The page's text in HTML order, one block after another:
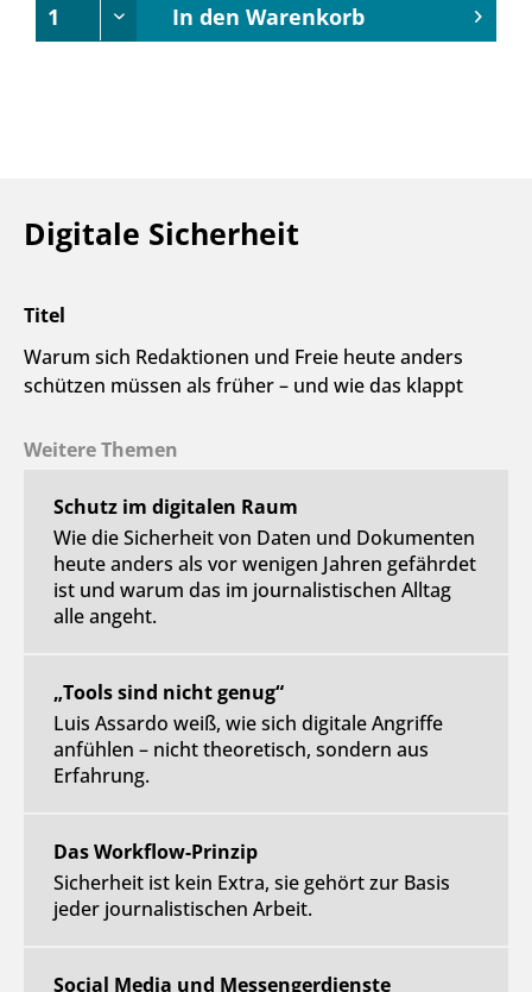
In den Warenkorb
Digitale Sicherheit
Titel
Warum sich Redaktionen und Freie heute anders
schützen müssen als früher – und wie das klappt
Weitere Themen
Schutz im digitalen Raum
Wie die Sicherheit von Daten und Dokumenten
heute anders als vor wenigen Jahren gefährdet
ist und warum das im journalistischen Alltag
alle angeht.
„Tools sind nicht genug“
Luis Assardo weiß, wie sich digitale Angriffe
anfühlen – nicht theoretisch, sondern aus
Erfahrung.
Das Workflow-Prinzip
Sicherheit ist kein Extra, sie gehört zur Basis
jeder journalistischen Arbeit.
Social Media und Messengerdienste